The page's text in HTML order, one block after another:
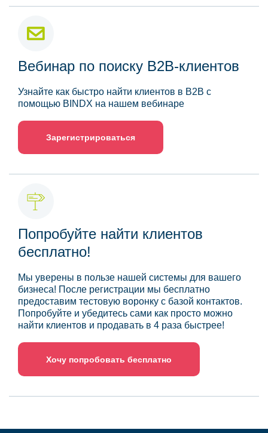
Вебинар по поиску B2B-клиентов
Узнайте как быстро найти клиентов в B2B с
помощью BINDX на нашем вебинаре
Зарегистрироваться
Попробуйте найти клиентов
бесплатно!
Мы уверены в пользе нашей системы для вашего
бизнеса! После регистрации мы бесплатно
предоставим тестовую воронку с базой контактов.
Попробуйте и убедитесь сами как просто можно
найти клиентов и продавать в 4 раза быстрее!
Хочу попробовать бесплатно